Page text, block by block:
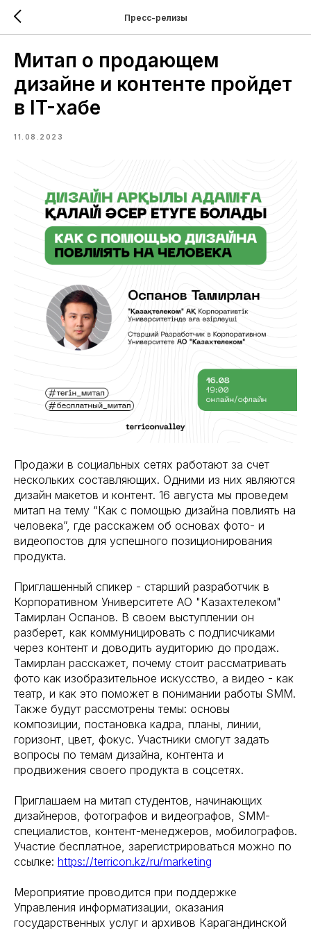
Пресс-релизы
Митап о продающем
дизайне и контенте пройдет
в IT-хабе
11.08.2023
Продажи в социальных сетях работают за счет
нескольких составляющих. Одними из них являются
дизайн макетов и контент. 16 августа мы проведем
митап на тему “Как с помощью дизайна повлиять на
человека”, где расскажем об основах фото- и
видеопостов для успешного позиционирования
продукта.
Приглашенный спикер - старший разработчик в
Корпоративном Университете АО "Казахтелеком"
Тамирлан Оспанов. В своем выступлении он
разберет, как коммуницировать с подписчиками
через контент и доводить аудиторию до продаж.
Тамирлан расскажет, почему стоит рассматривать
фото как изобразительное искусство, а видео - как
театр, и как это поможет в понимании работы SMM.
Также будут рассмотрены темы: основы
композиции, постановка кадра, планы, линии,
горизонт, цвет, фокус. Участники смогут задать
вопросы по темам дизайна, контента и
продвижения своего продукта в соцсетях.
Приглашаем на митап студентов, начинающих
дизайнеров, фотографов и видеографов, SMM-
специалистов, контент-менеджеров, мобилографов.
Участие бесплатное, зарегистрироваться можно по
ссылке: https://terricon.kz/ru/marketing
Мероприятие проводится при поддержке
Управления информатизации, оказания
государственных услуг и архивов Карагандинской